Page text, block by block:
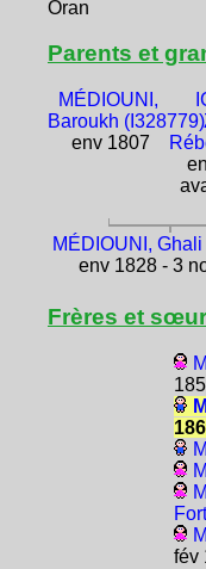
Oran
Parents et
MÉDIOUNI,
Baroukh (I328779)
env 1807
MÉDIOUNI,
env 1828 - 3
Frères et
fév